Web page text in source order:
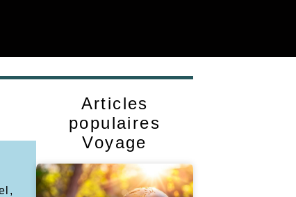
Articles
populaires
Voyage